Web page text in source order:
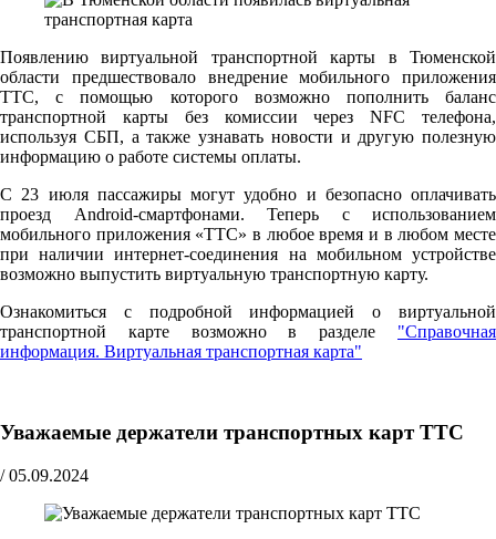
Появлению виртуальной транспортной карты в Тюменской
области предшествовало внедрение мобильного приложения
ТТС, с помощью которого возможно пополнить баланс
транспортной карты без комиссии через NFC телефона,
используя СБП, а также узнавать новости и другую полезную
информацию о работе системы оплаты.
С 23 июля пассажиры могут удобно и безопасно оплачивать
проезд Android-смартфонами. Теперь с использованием
мобильного приложения «ТТС» в любое время и в любом месте
при наличии интернет-соединения на мобильном устройстве
возможно выпустить виртуальную транспортную карту.
Ознакомиться с подробной информацией о виртуальной
транспортной карте возможно в разделе "Справочная
информация. Виртуальная транспортная карта"
Уважаемые держатели транспортных карт ТТС
/ 05.09.2024